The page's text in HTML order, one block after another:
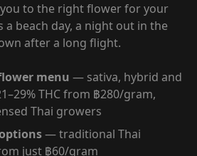
to the right flower for your
beach day, a night out in the
after a long flight.
menu — sativa, hybrid and
THC from ฿280/gram,
Thai growers
— traditional Thai
just ฿60/gram